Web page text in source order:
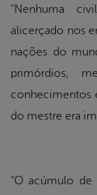
“Nenhuma
alicerçado nos
nações do
primórdios,
conhecimentos
do mestre era
“O acúmulo